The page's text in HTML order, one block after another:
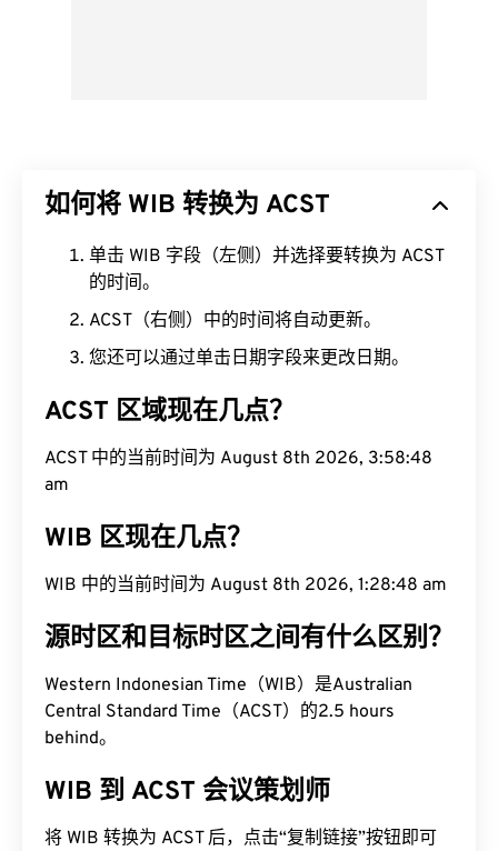
如何将 WIB 转换为 ACST
单击 WIB 字段（左侧）并选择要转换为 ACST
的时间。
ACST（右侧）中的时间将自动更新。
您还可以通过单击日期字段来更改日期。
ACST 区域现在几点？
ACST 中的当前时间为 August 8th 2026, 3:58:49
am
WIB 区现在几点？
WIB 中的当前时间为 August 8th 2026, 1:28:49 am
源时区和目标时区之间有什么区别？
Western Indonesian Time（WIB）是Australian
Central Standard Time（ACST）的2.5 hours
behind。
WIB 到 ACST 会议策划师
将 WIB 转换为 ACST 后，点击“复制链接”按钮即可